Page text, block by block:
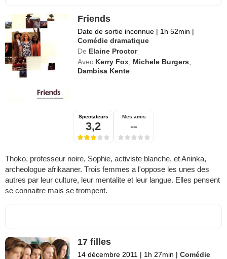
Friends
Date de sortie inconnue | 1h 52min |
Comédie dramatique
De Elaine Proctor
Avec Kerry Fox Michele Burgers
Dambisa Kente
Spectateurs
3,2
Mes amis
--
Thoko, professeur noire, Sophie, activiste blanche, et Aninka,
archeologue afrikaaner. Trois femmes a l'oppose les unes des
autres par leur culture, leur mentalite et leur langue. Elles pensent
se connaitre mais se trompent.
17 filles
14 décembre 2011 | 1h 27min | Comédie